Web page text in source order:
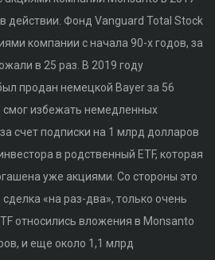
действии. Фонд Vanguard Total Stock
компании с начала 90-х годов, за
в 25 раз. В 2019 году
продан немецкой Bayer за 56
избежать немедленных
счет подписки на 1 млрд долларов
в родственный ETF, которая
уже акциями. Со стороны это
«на раз-два», только очень
относились вложения в Monsanto
и еще около 1,1 млрд